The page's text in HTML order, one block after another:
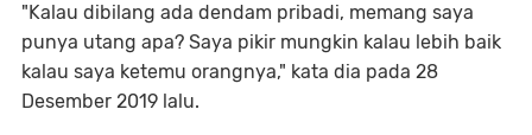
"Kalau dibilang ada dendam pribadi, memang saya
punya utang apa? Saya pikir mungkin kalau lebih baik
kalau saya ketemu orangnya," kata dia pada 28
Desember 2019 lalu.